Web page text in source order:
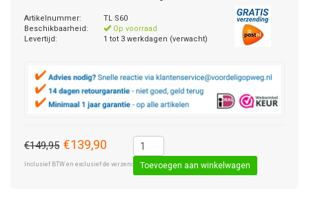
Artikelnummer:
TL S60
Beschikbaarheid:
Op voorraad
Levertijd:
1 tot 3 werkdagen (verwacht)
€149,95 €139,90
Inclusief BTW en exclusief de verzendkosten € 8,50 (standaard pakket).
Toevoegen aan winkelwagen